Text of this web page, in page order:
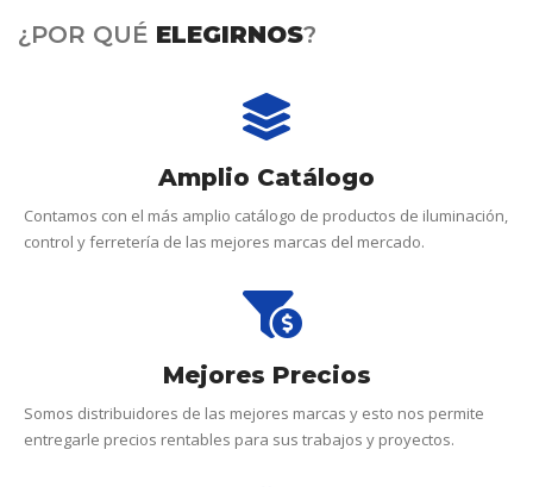
¿POR QUÉ ELEGIRNOS?
Amplio Catálogo
Contamos con el más amplio catálogo de productos de iluminación,
control y ferretería de las mejores marcas del mercado.
Mejores Precios
Somos distribuidores de las mejores marcas y esto nos permite
entregarle precios rentables para sus trabajos y proyectos.